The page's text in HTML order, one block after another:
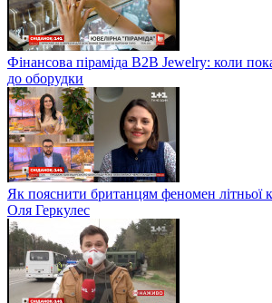
Фінансова піраміда B2B Jewelry: коли
до оборудки
Як пояснити британцям феномен літньої
Оля Геркулес